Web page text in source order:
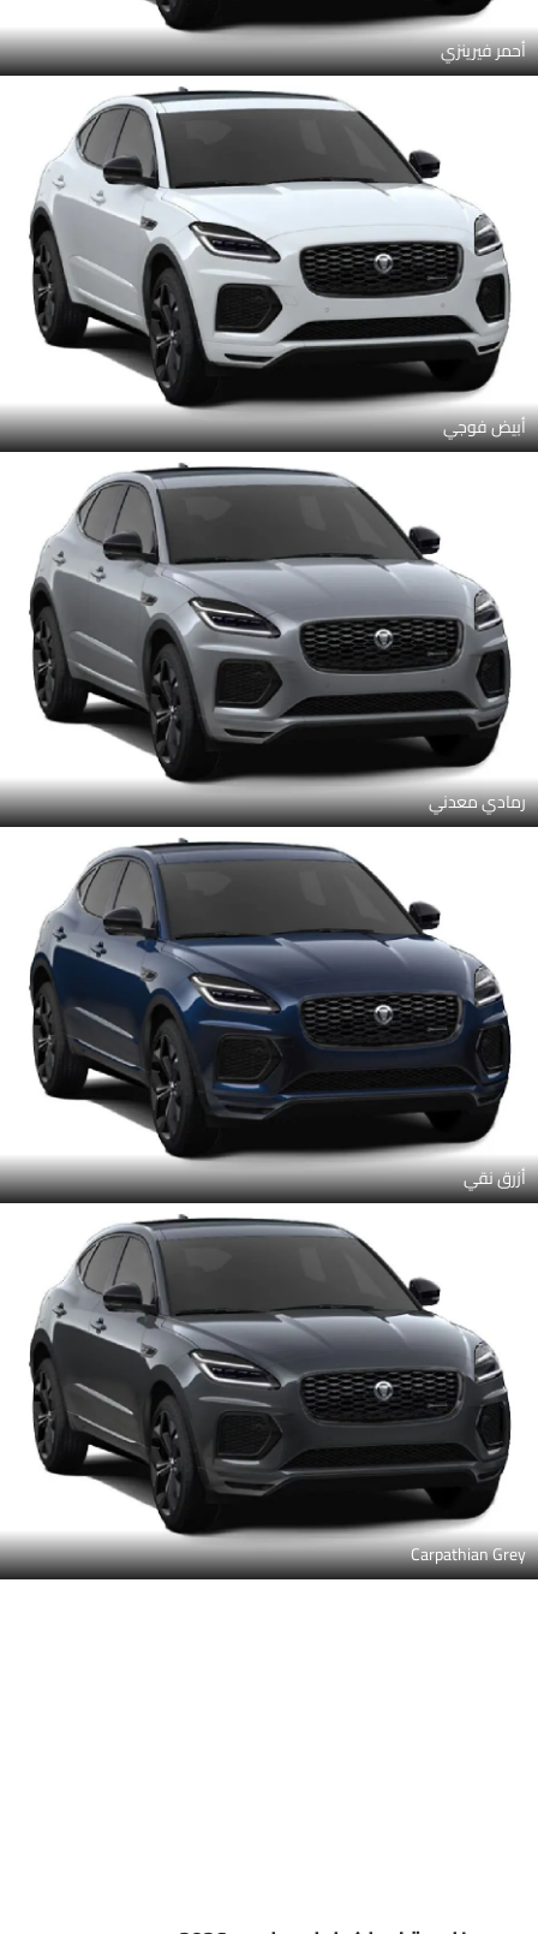
أحمر فيرينزي
أبيض فوجي
رمادي معدني
أزرق نقي
Carpathian Grey